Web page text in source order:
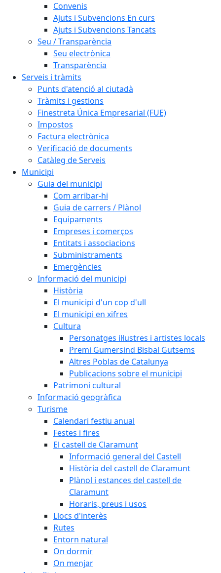
Convenis
Ajuts i Subvencions En curs
Ajuts i Subvencions Tancats
Seu / Transparència
Seu electrònica
Transparència
Serveis i tràmits
Punts d'atenció al ciutadà
Tràmits i gestions
Finestreta Única Empresarial (FUE)
Impostos
Factura electrònica
Verificació de documents
Catàleg de Serveis
Municipi
Guia del municipi
Com arribar-hi
Guia de carrers / Plànol
Equipaments
Empreses i comerços
Entitats i associacions
Subministraments
Emergències
Informació del municipi
Història
El municipi d'un cop d'ull
El municipi en xifres
Cultura
Personatges il·lustres i artistes locals
Premi Gumersind Bisbal Gutsems
Altres Poblas de Catalunya
Publicacions sobre el municipi
Patrimoni cultural
Informació geogràfica
Turisme
Calendari festiu anual
Festes i fires
El castell de Claramunt
Informació general del Castell
Història del castell de Claramunt
Plànol i estances del castell de
Claramunt
Horaris, preus i usos
Llocs d'interès
Rutes
Entorn natural
On dormir
On menjar